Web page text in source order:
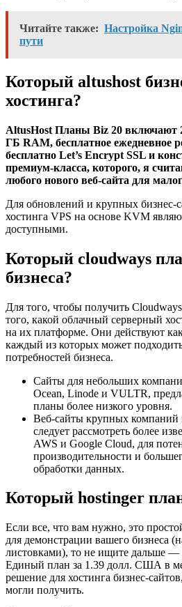
Читайте также: Настройка
пути
Который altushost
хостинга?
AltusHost Планы Biz 20 включают
ГБ RAM, бесплатное ежедневное
бесплатно Let’s Encrypt SSL и
премиум-класса, которого, я
любого нового веб-сайта для
Для обновлений и крупных
хостинга VPS на основе KVM
доступными.
Который cloudways
бизнеса?
Для того, чтобы получить
того, какой облачный серверный
на их платформе. Они действуют
каждый из которых может
потребностей бизнеса.
Сайты для небольших
Ocean, Linode и VULTR,
планы более низкого уровня.
Веб-сайты крупных компаний
следует рассмотреть более
AWS и Google Cloud, для
производительности и
обработки данных.
Который hostinger
Если все, что вам нужно, это
для демонстрации вашего бизнеса
листовками), то не ищите дальше —
Единый план за 1.39 долл. США в
решение для хостинга бизнес-
могли получить.